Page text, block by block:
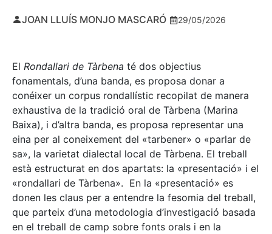
JOAN LLUÍS MONJO MASCARÓ 29/05/2026
El Rondallari de Tàrbena té dos objectius
fonamentals, d’una banda, es proposa donar a
conéixer un corpus rondallístic recopilat de manera
exhaustiva de la tradició oral de Tàrbena (Marina
Baixa), i d’altra banda, es proposa representar una
eina per al coneixement del «tarbener» o «parlar de
sa», la varietat dialectal local de Tàrbena. El treball
està estructurat en dos apartats: la «presentació» i el
«rondallari de Tàrbena». En la «presentació» es
donen les claus per a entendre la fesomia del treball,
que parteix d’una metodologia d’investigació basada
en el treball de camp sobre fonts orals i en la